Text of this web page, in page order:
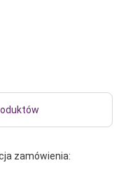
zamówienia: